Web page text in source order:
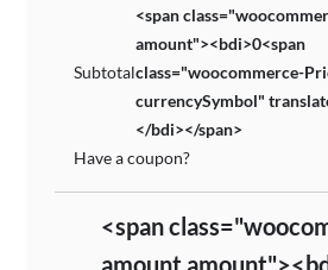
Subtotal
<span
amount"><bdi>0<span
class="woocommerce-
currencySymbol"
</bdi></span>
Have a coupon?
<span
amount